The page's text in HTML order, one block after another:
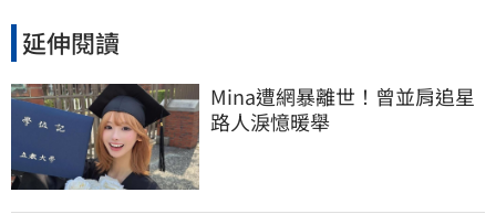
延伸閱讀
Mina遭網暴離世！曾並肩追星
路人淚憶暖舉